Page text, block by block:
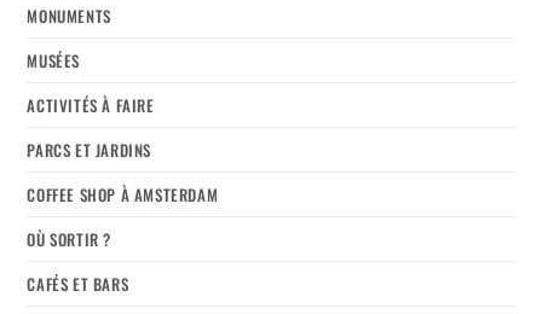
MONUMENTS
MUSÉES
ACTIVITÉS À FAIRE
PARCS ET JARDINS
COFFEE SHOP À AMSTERDAM
OÙ SORTIR ?
CAFÉS ET BARS